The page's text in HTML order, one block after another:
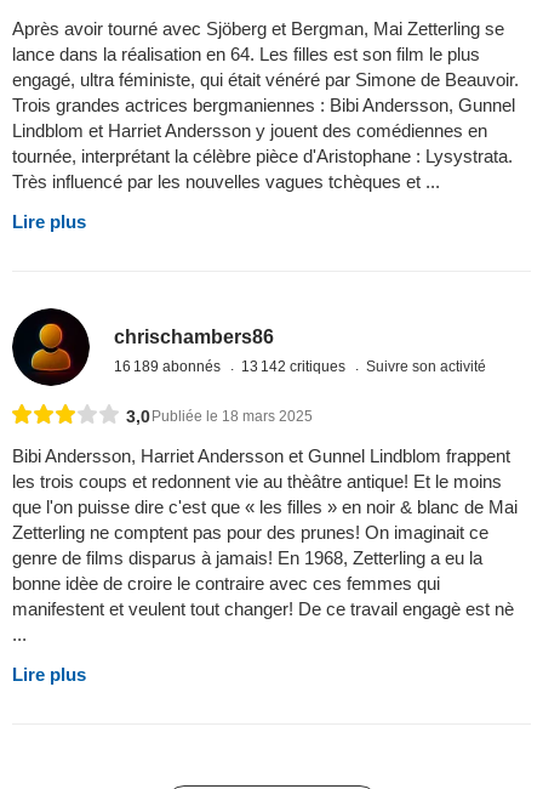
Après avoir tourné avec Sjöberg et Bergman, Mai Zetterling se
lance dans la réalisation en 64. Les filles est son film le plus
engagé, ultra féministe, qui était vénéré par Simone de Beauvoir.
Trois grandes actrices bergmaniennes : Bibi Andersson, Gunnel
Lindblom et Harriet Andersson y jouent des comédiennes en
tournée, interprétant la célèbre pièce d'Aristophane : Lysystrata.
Très influencé par les nouvelles vagues tchèques et ...
Lire plus
chrischambers86
16 189 abonnés 13 142 critiques Suivre son activité
3,0 Publiée le 18 mars 2025
Bibi Andersson, Harriet Andersson et Gunnel Lindblom frappent
les trois coups et redonnent vie au thèâtre antique! Et le moins
que l'on puisse dire c'est que « les filles » en noir & blanc de Mai
Zetterling ne comptent pas pour des prunes! On imaginait ce
genre de films disparus à jamais! En 1968, Zetterling a eu la
bonne idèe de croire le contraire avec ces femmes qui
manifestent et veulent tout changer! De ce travail engagè est nè
...
Lire plus